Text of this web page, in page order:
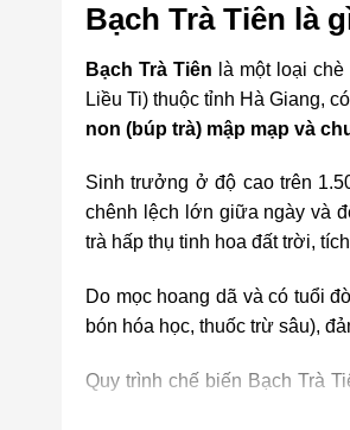
Bạch Trà Tiên là
Bạch Trà Tiên là một loại
Liều Ti) thuộc tỉnh Hà Giang,
non (búp trà) mập mạp và
Sinh trưởng ở độ cao trên
chênh lệch lớn giữa ngày và
trà hấp thụ tinh hoa đất trời,
Do mọc hoang dã và có tuổi
bón hóa học, thuốc trừ sâu),
Quy trình chế biến Bạch Trà
nắng mặt trời hoặc trong